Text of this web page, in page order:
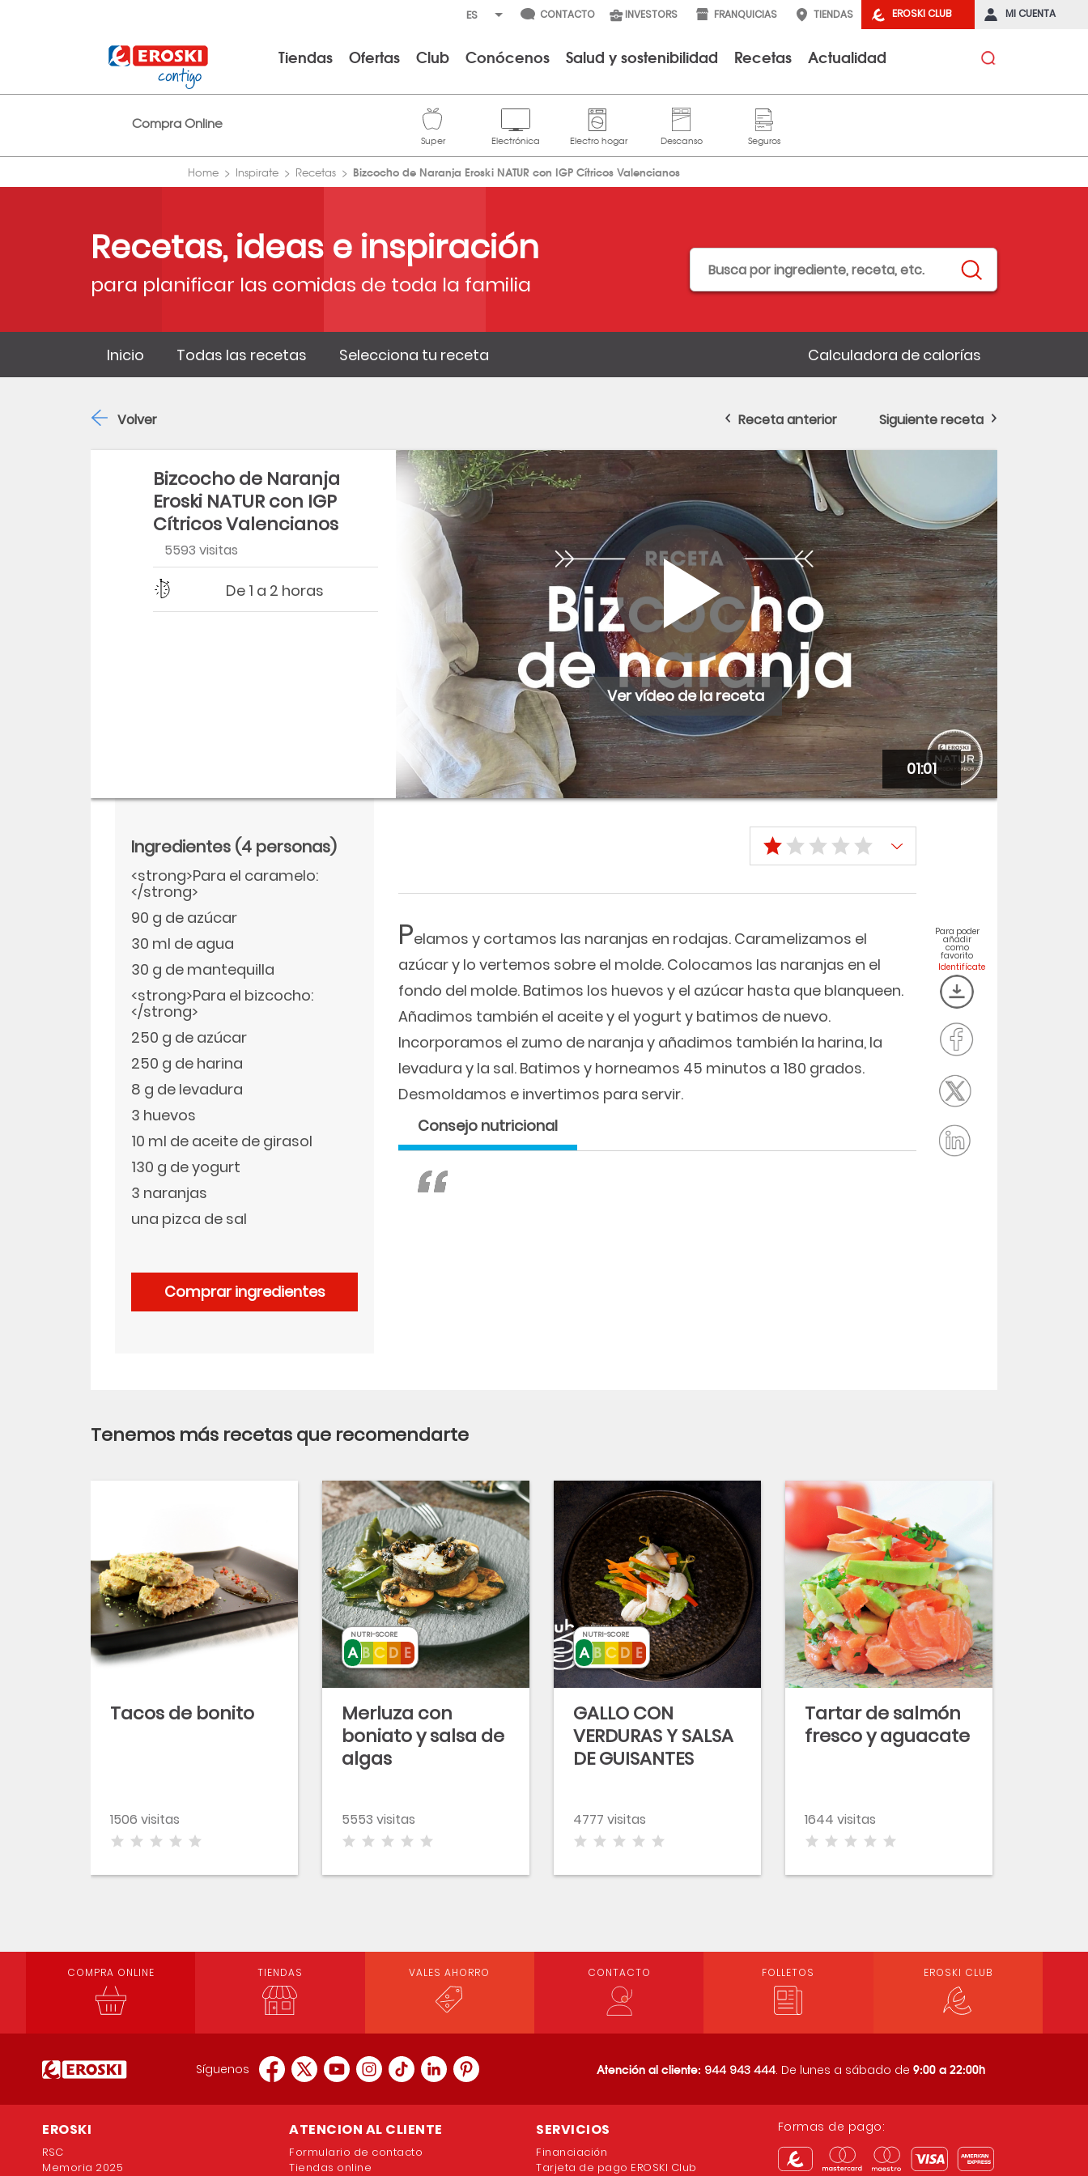
EROSKI CLUB MI CUENTA
CONTACTO INVESTORS FRANQUICIAS TIENDAS
Tiendas Ofertas Club Conócenos Salud y sostenibilidad Recetas Actualidad
Compra Online
Home Inspirate Recetas Bizcocho de Naranja Eroski NATUR con IGP Cítricos Valencianos
Recetas, ideas e inspiración
para planificar las comidas de toda la familia
Inicio Todas las recetas Selecciona tu receta Calculadora de calorías
Bizcocho de Naranja
Eroski NATUR con IGP
Cítricos Valencianos
5593 visitas
Dificultad
Tiempo De 1 a 2 horas
Ver vídeo de la receta
01:01
Pelamos y cortamos las naranjas en rodajas. Caramelizamos el
azúcar y lo vertemos sobre el molde. Colocamos las naranjas en el
fondo del molde. Batimos los huevos y el azúcar hasta que blanqueen.
Añadimos también el aceite y el yogurt y batimos de nuevo.
Incorporamos el zumo de naranja y añadimos también la harina, la
levadura y la sal. Batimos y horneamos 45 minutos a 180 grados.
Desmoldamos e invertimos para servir.
Consejo nutricional
Para poder
añadir
como
favorito
Ingredientes (4 personas)
<strong>Para el caramelo:
</strong>
90 g de azúcar
30 ml de agua
30 g de mantequilla
<strong>Para el bizcocho:
</strong>
250 g de azúcar
250 g de harina
8 g de levadura
3 huevos
10 ml de aceite de girasol
130 g de yogurt
3 naranjas
una pizca de sal
Comprar ingredientes
Volver Receta anterior Siguiente receta
Tenemos más recetas que recomendarte
Tacos de bonito
1506 visitas
Merluza con
boniato y salsa de
algas
5553 visitas
NUTRI-SCORE
GALLO CON
VERDURAS Y SALSA
DE GUISANTES
4777 visitas
NUTRI-SCORE
Tartar de salmón
fresco y aguacate
1644 visitas
COMPRA ONLINE TIENDAS VALES AHORRO CONTACTO FOLLETOS EROSKI CLUB
Síguenos Atención al cliente: 944 943 444. De lunes a sábado de 9:00 a 22:00h
EROSKI
RSC
Memoria 2025
ATENCION AL CLIENTE
Formulario de contacto
Tiendas online
SERVICIOS
Financiación
Tarjeta de pago EROSKI Club
Formas de pago: